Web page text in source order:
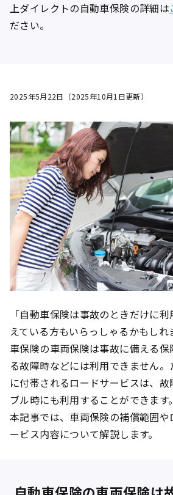
上ダイレクトの自動車保険の詳細は
ださい。
2025年5月22日（2025年10月1日更新）
「自動車保険は事故のときだけに
えている方もいらっしゃるかもし
車保険の車両保険は事故に備える保
る故障時などには利用できません
に付帯されるロードサービスは、
ブル時にも利用することができます。
本記事では、車両保険の補償範囲
ービス内容について解説します。